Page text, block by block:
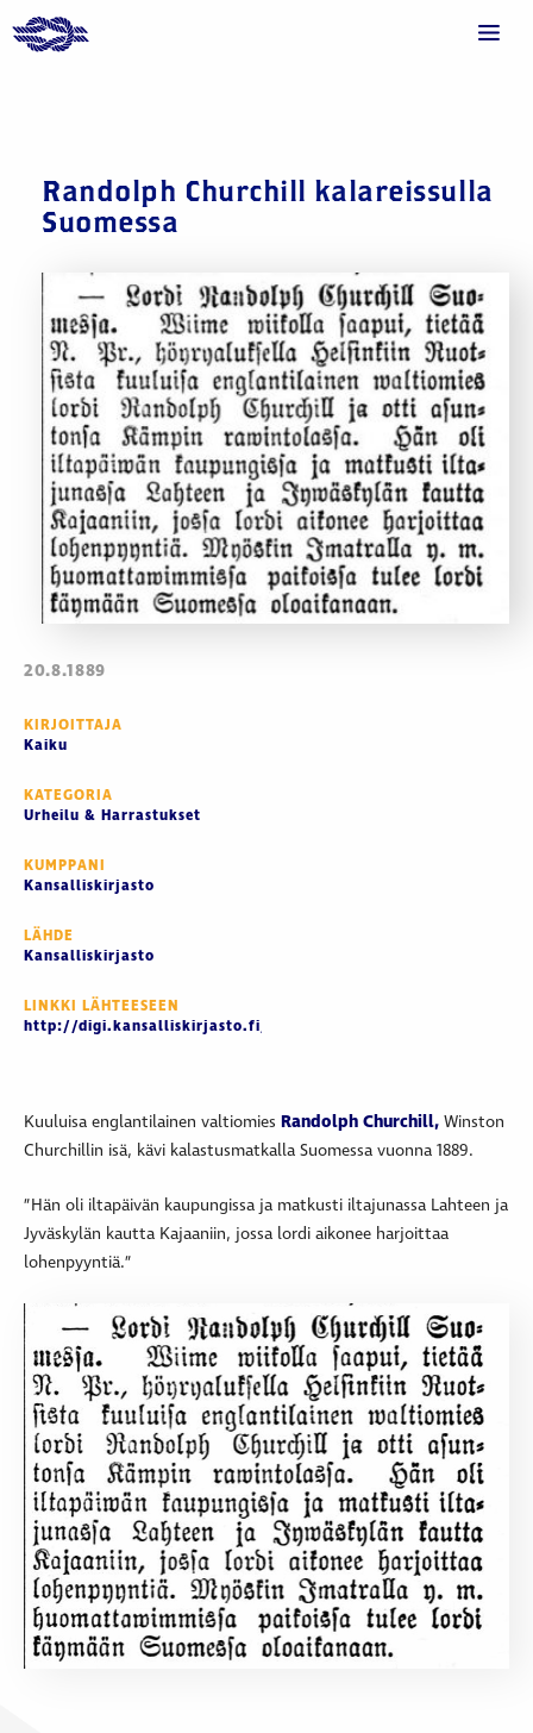
Randolph Churchill kalareissulla
Suomessa
20.8.1889
KIRJOITTAJA
Kaiku
KATEGORIA
Urheilu & Harrastukset
KUMPPANI
Kansalliskirjasto
LÄHDE
Kansalliskirjasto
LINKKI LÄHTEESEEN
http://digi.kansalliskirjasto.fi/sanomalehti/binding/1083100/
Kuuluisa englantilainen valtiomies Randolph Churchill, Winston
Churchillin isä, kävi kalastusmatkalla Suomessa vuonna 1889.
”Hän oli iltapäivän kaupungissa ja matkusti iltajunassa Lahteen ja
Jyväskylän kautta Kajaaniin, jossa lordi aikonee harjoittaa
lohenpyyntiä.”